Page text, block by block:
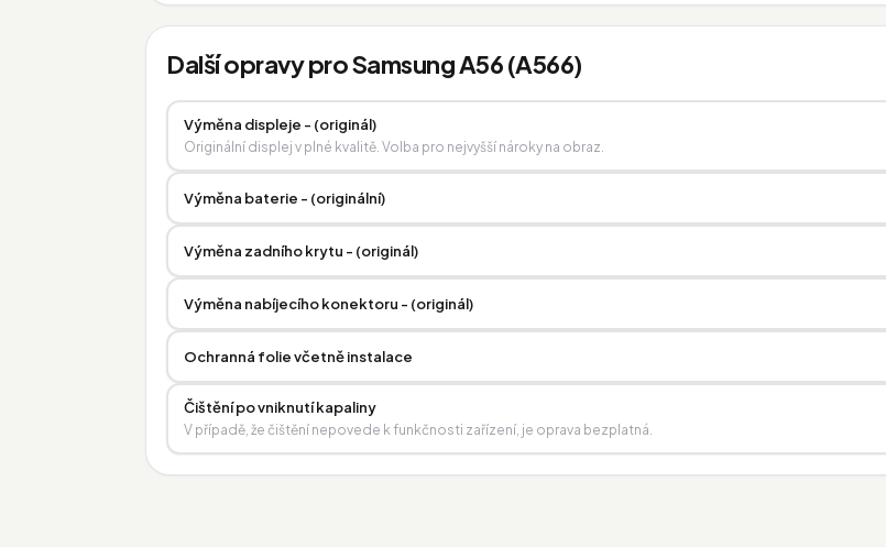
Další opravy pro Samsung A56 (A566)
Výměna displeje - (originál)
Originální displej v plné kvalitě. Volba pro nejvyšší nároky na obraz.
Výměna baterie - (originální)
Výměna zadního krytu - (originál)
Výměna nabíjecího konektoru - (originál)
Ochranná folie včetně instalace
Čištění po vniknutí kapaliny
V případě, že čištění nepovede k funkčnosti zařízení, je oprava bezplatná.